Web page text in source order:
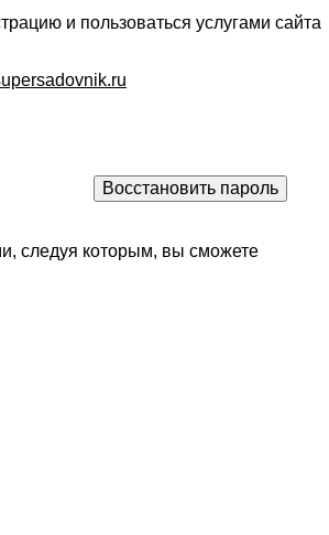
и пользоваться услугами сайта
следуя которым, вы сможете